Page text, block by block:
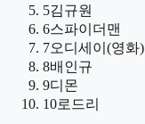
5김규원
6스파이더맨
7오디세이(영화)
8배인규
9디몬
10로드리